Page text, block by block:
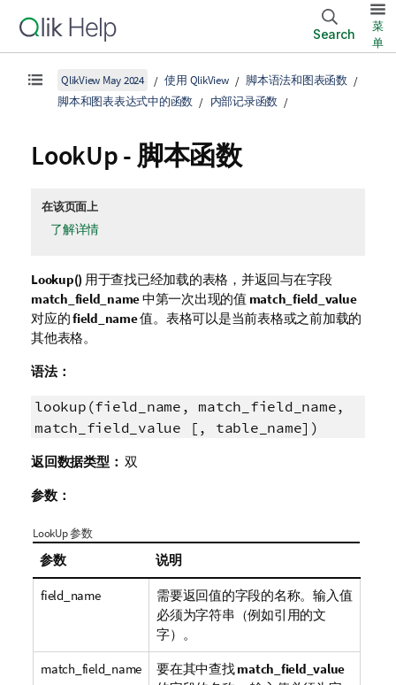
Search
菜
单
QlikView May 2024 使用 QlikView
脚本语法和图表函数
脚本和图表表达式中的函数
内部记录函数
LookUp - 脚本函数
在该页面上
了解详情
Lookup() 用于查找已经加载的表格，并返回与在字段
match_field_name中第一次出现的值 match_field_value
对应的field_name值。表格可以是当前表格或之前加载的
其他表格。
语法：
lookup(field_name, match_field_name,
match_field_value [, table_name])
返回数据类型： 双
参数：
LookUp 参数
参数 说明
field_name
需要返回值的字段的名称。输入值
必须为字符串（例如引用的文
字）。
match_field_name 要在其中查找match_field_value